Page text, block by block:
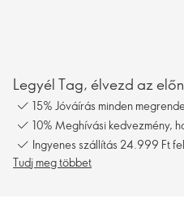
Legyél Tag, élvezd az
15% Jóváírás minden
10% Meghívási kedvezmény,
Ingyenes szállítás 24.999 Ft
Tudj meg többet